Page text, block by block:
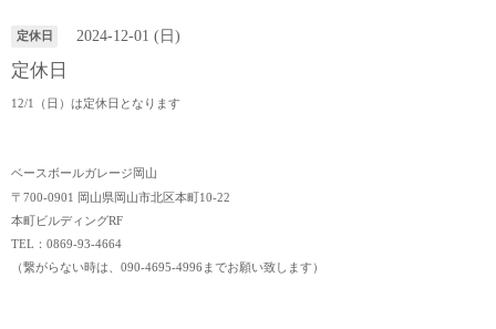
定休日 2024-12-01 (日)
定休日
12/1（日）は定休日となります
ベースボールガレージ岡山
〒700-0901 岡山県岡山市北区本町10-22
本町ビルディングRF
TEL：0869-93-4664
（繋がらない時は、090-4695-4996までお願い致します）